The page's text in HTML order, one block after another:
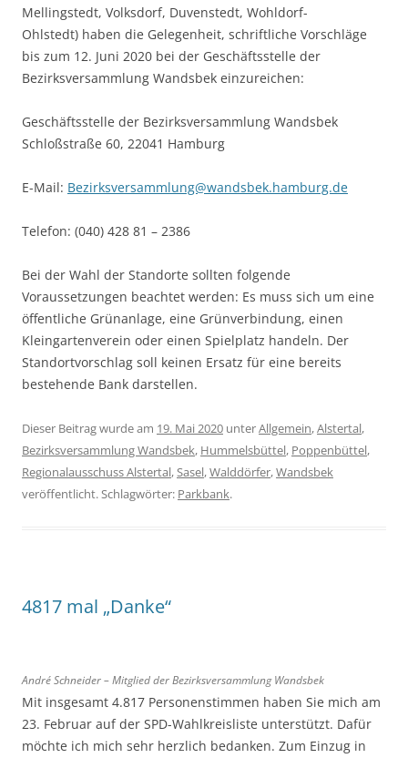
Mellingstedt, Volksdorf, Duvenstedt, Wohldorf-
Ohlstedt) haben die Gelegenheit, schriftliche Vorschläge
bis zum 12. Juni 2020 bei der Geschäftsstelle der
Bezirksversammlung Wandsbek einzureichen:
Geschäftsstelle der Bezirksversammlung Wandsbek
Schloßstraße 60, 22041 Hamburg
E-Mail: Bezirksversammlung@wandsbek.hamburg.de
Telefon: (040) 428 81 – 2386
Bei der Wahl der Standorte sollten folgende
Voraussetzungen beachtet werden: Es muss sich um eine
öffentliche Grünanlage, eine Grünverbindung, einen
Kleingartenverein oder einen Spielplatz handeln. Der
Standortvorschlag soll keinen Ersatz für eine bereits
bestehende Bank darstellen.
Dieser Beitrag wurde am 19. Mai 2020 unterAllgemein,Alstertal,
Bezirksversammlung Wandsbek, Hummelsbüttel, Poppenbüttel,
Regionalausschuss Alstertal,Sasel,Walddörfer,Wandsbek
veröffentlicht. Schlagwörter: Parkbank.
4817 mal „Danke“
André Schneider – Mitglied der Bezirksversammlung Wandsbek
Mit insgesamt 4.817 Personenstimmen haben Sie mich am
23. Februar auf der SPD-Wahlkreisliste unterstützt. Dafür
möchte ich mich sehr herzlich bedanken. Zum Einzug in